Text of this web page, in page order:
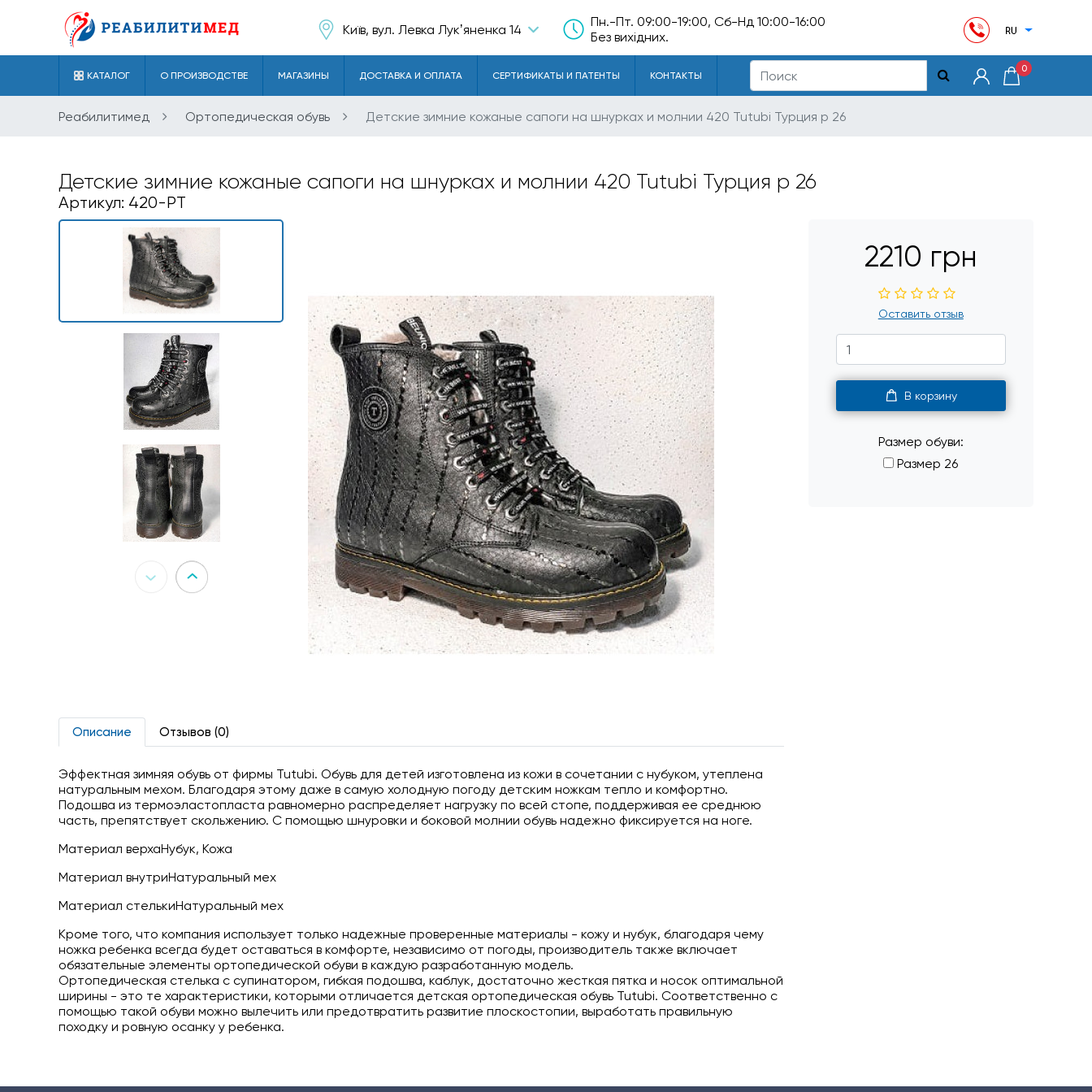
Київ, вул. Левка Лукʼяненка 14
Пн.-Пт. 09:00-19:00, Сб-Нд 10:00-16:00
Без вихідних.
КАТАЛОГ О ПРОИЗВОДСТВЕ МАГАЗИНЫ ДОСТАВКА И ОПЛАТА СЕРТИФИКАТЫ И ПАТЕНТЫ КОНТАКТЫ
0
Реабилитимед Ортопедическая обувь Детские зимние кожаные сапоги на шнурках и молнии 420 Tutubi Турция р 26
Детские зимние кожаные сапоги на шнурках и молнии 420 Tutubi Турция р 26
Артикул: 420-РТ
Описание Отзывов (0)
Эффектная зимняя обувь от фирмы Tutubi. Обувь для детей изготовлена из кожи в сочетании с нубуком, утеплена
натуральным мехом. Благодаря этому даже в самую холодную погоду детским ножкам тепло и комфортно.
Подошва из термоэластопласта равномерно распределяет нагрузку по всей стопе, поддерживая ее среднюю
часть, препятствует скольжению. С помощью шнуровки и боковой молнии обувь надежно фиксируется на ноге.
Материал верхаНубук, Кожа
Материал внутриНатуральный мех
Материал стелькиНатуральный мех
Кроме того, что компания использует только надежные проверенные материалы - кожу и нубук, благодаря чему
ножка ребенка всегда будет оставаться в комфорте, независимо от погоды, производитель также включает
обязательные элементы ортопедической обуви в каждую разработанную модель.
Ортопедическая стелька с супинатором, гибкая подошва, каблук, достаточно жесткая пятка и носок оптимальной
ширины - это те характеристики, которыми отличается детская ортопедическая обувь Tutubi. Соответственно с
помощью такой обуви можно вылечить или предотвратить развитие плоскостопии, выработать правильную
походку и ровную осанку у ребенка.
2210 грн
Оставить отзыв
В корзину
Размер обуви:
Размер 26